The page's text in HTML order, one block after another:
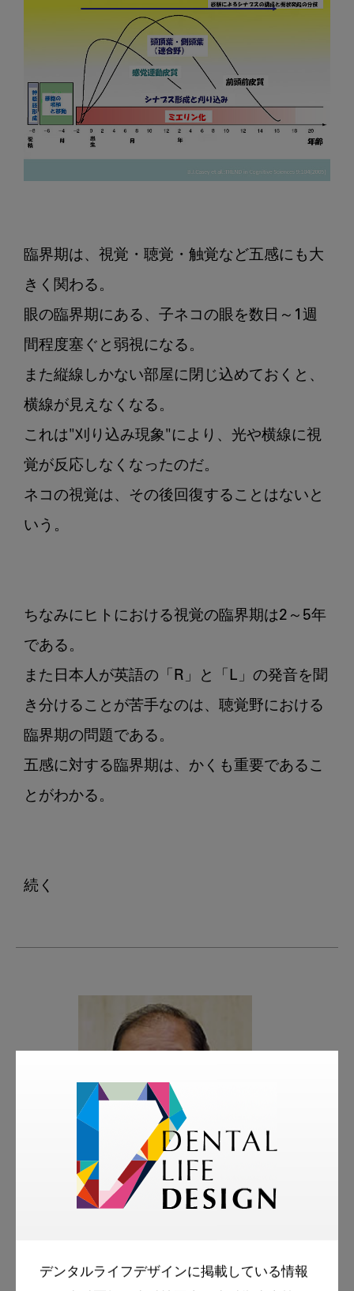
デンタルライフデザインに掲載している情報
臨界期は、視覚・聴覚・触覚など五感にも大
きく関わる。
眼の臨界期にある、子ネコの眼を数日～1週
間程度塞ぐと弱視になる。
また縦線しかない部屋に閉じ込めておくと、
横線が見えなくなる。
これは"刈り込み現象"により、光や横線に視
覚が反応しなくなったのだ。
ネコの視覚は、その後回復することはないと
いう。
ちなみにヒトにおける視覚の臨界期は2～5年
である。
また日本人が英語の「R」と「L」の発音を聞
き分けることが苦手なのは、聴覚野における
臨界期の問題である。
五感に対する臨界期は、かくも重要であるこ
とがわかる。
前 岡山大学病院 小児歯科講師